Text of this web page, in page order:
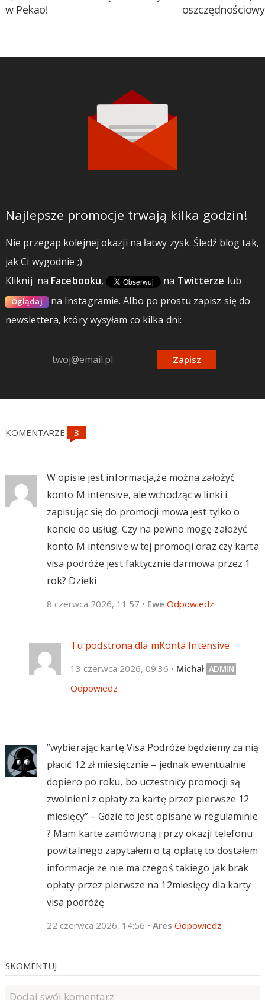
w Pekao!
Najlepsze promocje trwają kilka godzin!
Nie przegap kolejnej okazji na łatwy zysk. Śledź blog tak,
jak Ci wygodnie ;)
Kliknij na Facebooku, na Twitterze lub
Oglądaj na Instagramie.Albo po prostu zapisz się do
newslettera, który wysyłam co kilka dni:
Zapisz
KOMENTARZE
W opisie jest informacja,że można założyć
konto M intensive, ale wchodząc w linki i
zapisując się do promocji mowa jest tylko o
koncie do usług. Czy na pewno mogę założyć
konto M intensive w tej promocji oraz czy karta
visa podróże jest faktycznie darmowa przez 1
rok? Dzieki
8 czerwca 2026, 11:57 • Ewe Odpowiedz
Tu podstrona dla mKonta Intensive
13 czerwca 2026, 09:36 • Michał
Odpowiedz
”wybierając kartę Visa Podróże będziemy za nią
płacić 12 zł miesięcznie – jednak ewentualnie
dopiero po roku, bo uczestnicy promocji są
zwolnieni z opłaty za kartę przez pierwsze 12
miesięcy” – Gdzie to jest opisane w regulaminie
? Mam karte zamówioną i przy okazji telefonu
powitalnego zapytałem o tą opłatę to dostałem
informacje że nie ma czegoś takiego jak brak
opłaty przez pierwsze na 12miesięcy dla karty
visa podróżę
22 czerwca 2026, 14:56 • Ares Odpowiedz
SKOMENTUJ